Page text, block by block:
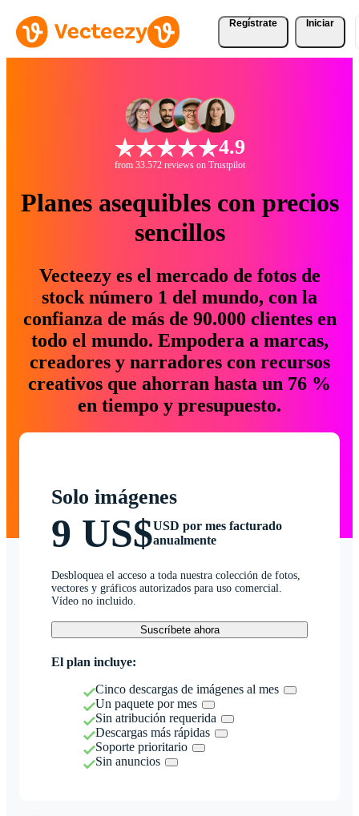
Regístrate Iniciar
4.9
from 33.572 reviews on Trustpilot
Planes asequibles con precios
sencillos
Vecteezy es el mercado de fotos de
stock número 1 del mundo, con la
confianza de más de 90.000 clientes en
todo el mundo. Empodera a marcas,
creadores y narradores con recursos
creativos que ahorran hasta un 76 %
en tiempo y presupuesto.
Solo imágenes
9 US$USD por mes facturado
anualmente
Desbloquea el acceso a toda nuestra colección de fotos,
vectores y gráficos autorizados para uso comercial.
Vídeo no incluido.
Suscríbete ahora
El plan incluye:
Cinco descargas de imágenes al mes
Un paquete por mes
Sin atribución requerida
Descargas más rápidas
Soporte prioritario
Sin anuncios